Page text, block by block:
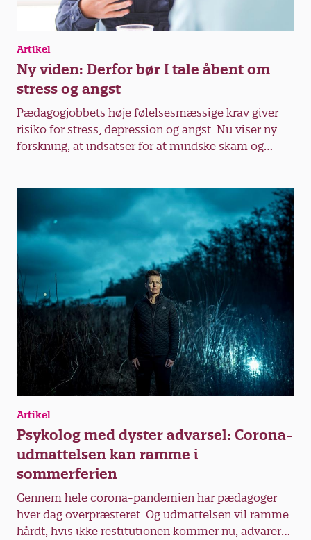
Artikel
Ny viden: Derfor bør I tale åbent om
stress og angst
Pædagogjobbets høje følelsesmæssige krav giver
risiko for stress, depression og angst. Nu viser ny
forskning, at indsatser for at mindske skam og
Artikel
Psykolog med dyster advarsel: Corona-
udmattelsen kan ramme i
sommerferien
Gennem hele corona-pandemien har pædagoger
hver dag overpræsteret. Og udmattelsen vil ramme
hårdt, hvis ikke restitutionen kommer nu, advarer